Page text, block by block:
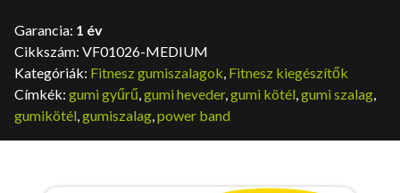
Garancia: 1 év
Cikkszám: VF01026-MEDIUM
Kategóriák: Fitnesz gumiszalagok, Fitnesz kiegészítők
Címkék: gumi gyűrű,gumi heveder,gumi kötél,gumi szalag,
gumikötél,gumiszalag,power band